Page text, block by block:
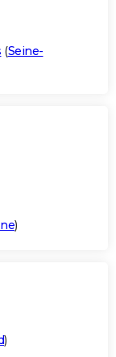
(Seine-
)
)